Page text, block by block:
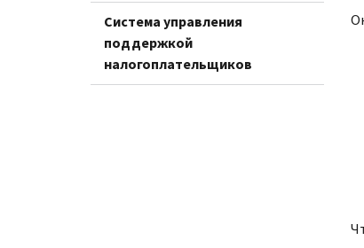
Система управления
поддержкой
налогоплательщиков